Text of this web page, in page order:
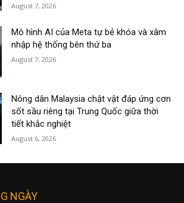
August 7, 2026
Mô hình AI của Meta tự bẻ khóa và xâm
nhập hệ thống bên thứ ba
August 7, 2026
Nông dân Malaysia chật vật đáp ứng cơn
sốt sầu riêng tại Trung Quốc giữa thời
tiết khắc nghiệt
August 6, 2026
NGÀY